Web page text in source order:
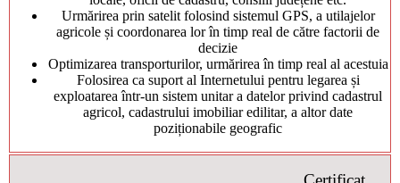
Urmărirea prin satelit folosind sistemul GPS, a utilajelor
agricole și coordonarea lor în timp real de către factorii de
decizie
Optimizarea transporturilor, urmărirea în timp real al acestuia
Folosirea ca suport al Internetului pentru legarea și
exploatarea într-un sistem unitar a datelor privind cadastrul
agricol, cadastrului imobiliar edilitar, a altor date
poziționabile geografic